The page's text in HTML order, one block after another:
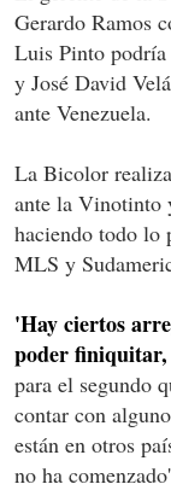
Gerardo Ramos
Luis Pinto podría
y José David
ante Venezuela.
La Bicolor
ante la Vinotinto
haciendo todo lo
MLS y
'Hay ciertos
poder finiquitar,
para el segundo
contar con
están en otros
no ha